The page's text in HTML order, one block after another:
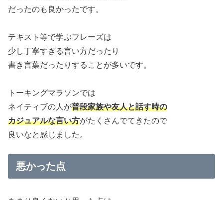
だったのも良かったです。
テキスト等で学ぶフレーズは
少し丁寧すぎる言い方だったり
書き言葉だったりすることが多いです。
トーキングマラソンでは
ネイティブの人が普段家族や友人と話す時の
カジュアルな言い方がたくさんでてきたので
良いなと感じました。
悪かった点